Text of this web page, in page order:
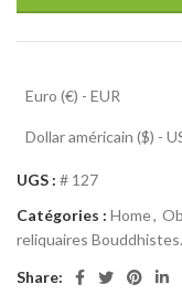
Euro (€) - EUR
Dollar américain ($) -
UGS : # 127
Catégories : Home,
reliquaires Bouddhistes.
Share: